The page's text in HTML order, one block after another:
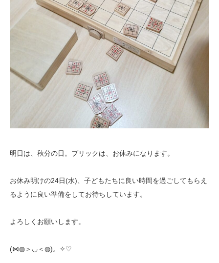
明日は、秋分の日。ブリックは、お休みになります。
お休み明けの24日(水)、子どもたちに良い時間を過ごしてもらえ
るように良い準備をしてお待ちしています。
よろしくお願いします。
(⋈◍＞◡＜◍)。✧♡